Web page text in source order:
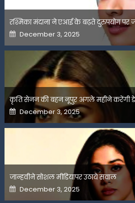
रश्मिका मंदाना ने एआई के बढ़ते दुरुपयोग पर
Posted
on
December 3, 2025
कृति सेनन की बहन नूपुर अगले महीने करेंगी
Posted
on
December 3, 2025
जान्हवीने सोशल मीडियापर उठाये सवाल
Posted
on
December 3, 2025